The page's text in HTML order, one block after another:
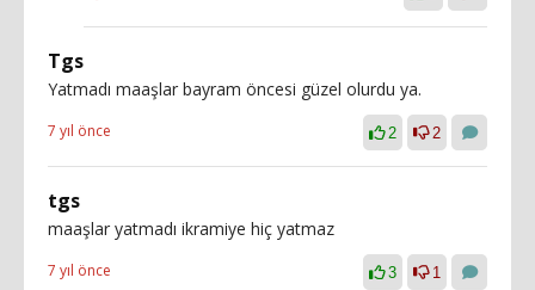
Tgs
Yatmadı maaşlar bayram öncesi güzel olurdu ya.
7 yıl önce 2 2
tgs
maaşlar yatmadı ikramiye hiç yatmaz
7 yıl önce 3 1